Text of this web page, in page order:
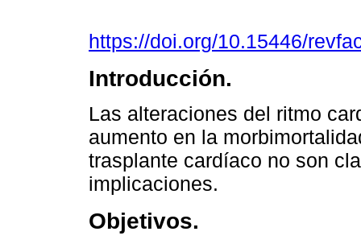
https://doi.org/10.15446/
Introducción.
Las alteraciones del ritmo
aumento en la
trasplante cardíaco no son
implicaciones.
Objetivos.